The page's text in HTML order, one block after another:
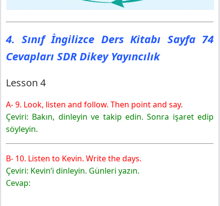
4. Sınıf İngilizce Ders Kitabı Sayfa 74
Cevapları SDR Dikey Yayıncılık
Lesson 4
A- 9. Look, listen and follow. Then point and say.
Çeviri: Bakın, dinleyin ve takip edin. Sonra işaret edip
söyleyin.
B- 10. Listen to Kevin. Write the days.
Çeviri: Kevin’i dinleyin. Günleri yazın.
Cevap: